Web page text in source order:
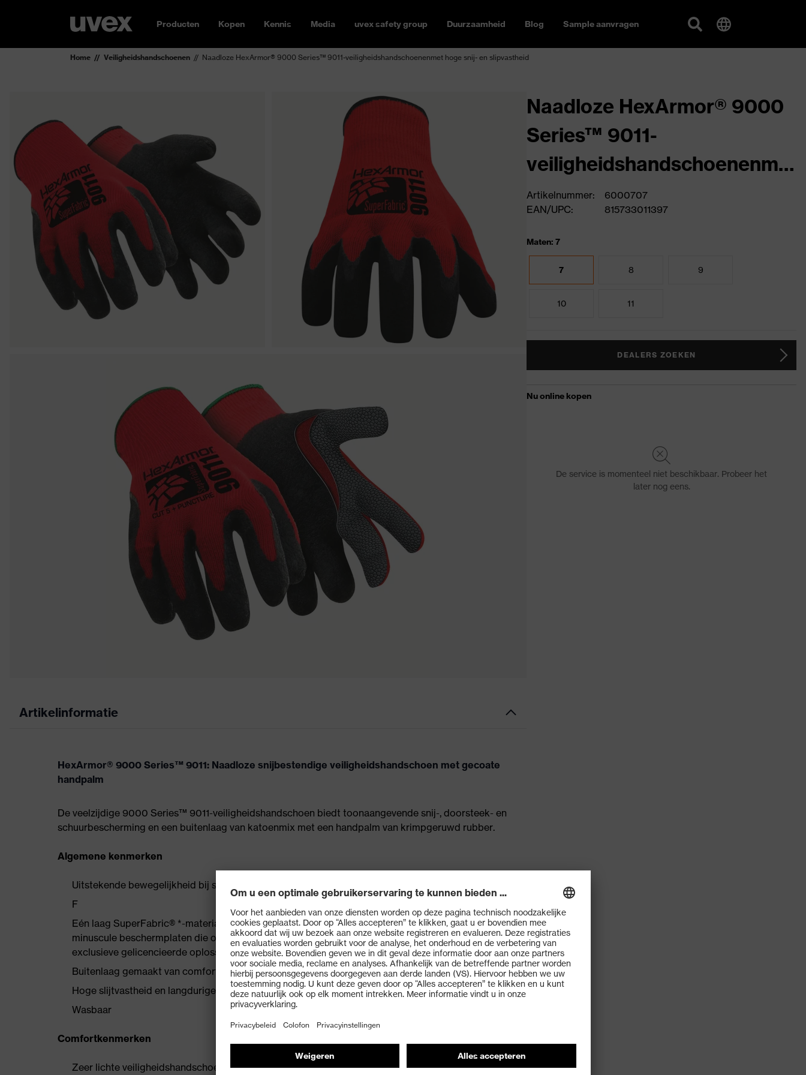
Producten Kopen Kennis Media uvex safety group Duurzaamheid Blog Sample aanvragen
Home Veiligheidshandschoenen Naadloze HexArmor® 9000 Series™ 9011-veiligheidshandschoenenmet hoge snij- en slipvastheid
Artikelinformatie
HexArmor® 9000 Series™ 9011: Naadloze snijbestendige veiligheidshandschoen met gecoate
handpalm
De veelzijdige 9000 Series™ 9011-veiligheidshandschoen biedt toonaangevende snij-, doorsteek- en
schuurbescherming en een buitenlaag van katoenmix met een handpalm van krimpgeruwd rubber.
Algemene kenmerken
Uitstekende bewegelijkheid bij snijbeschermingsniveau&nbsp
F
Eén laag SuperFabric® *-materiaal ter bescherming tegen gevaren door een configuratie van
minuscule beschermplaten die op elkaar zijn aangebracht op hoogwaardige materialen – een
exclusieve gelicencieerde oplossing voor HexArmor®
Buitenlaag gemaakt van comfortabele katoenmix
Hoge slijtvastheid en langdurige bescherming
Wasbaar
Comfortkenmerken
Zeer lichte veiligheidshandschoen
Naadloze HexArmor® 9000
Series™ 9011-
veiligheidshandschoenenme
t hoge snij- en slipvastheid
Artikelnummer:
6000707
EAN/UPC:
815733011397
Maten: 7
7 8 9
10 11
DEALERS ZOEKEN